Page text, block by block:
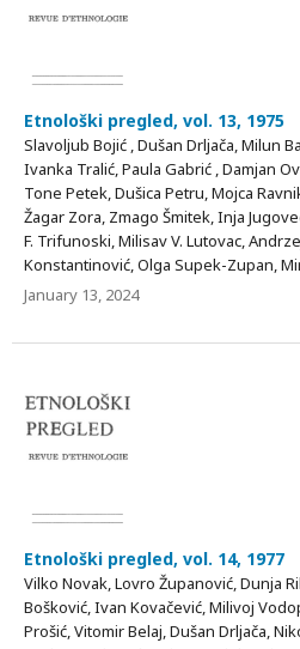
Etnološki pregled, vol. 13, 1975
Slavoljub Bojić , Dušan Drljača, Milun
Ivanka Tralić, Paula Gabrić , Damjan
Tone Petek, Dušica Petru, Mojca
Žagar Zora, Zmago Šmitek, Inja
F. Trifunoski, Milisav V. Lutovac,
Konstantinović, Olga Supek-Zupan,
January 13, 2024
Etnološki pregled, vol. 14, 1977
Vilko Novak, Lovro Županović, Dunja
Bošković, Ivan Kovačević, Milivoj
Prošić, Vitomir Belaj, Dušan Drljača,